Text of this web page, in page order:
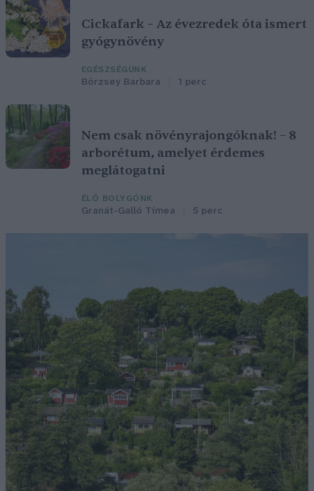
Cickafark – Az évezredek óta ismert
gyógynövény
EGÉSZSÉGÜNK
Börzsey Barbara 1 perc
Nem csak növényrajongóknak! – 8
arborétum, amelyet érdemes
meglátogatni
ÉLŐ BOLYGÓNK
Granát-Galló Tímea 5 perc